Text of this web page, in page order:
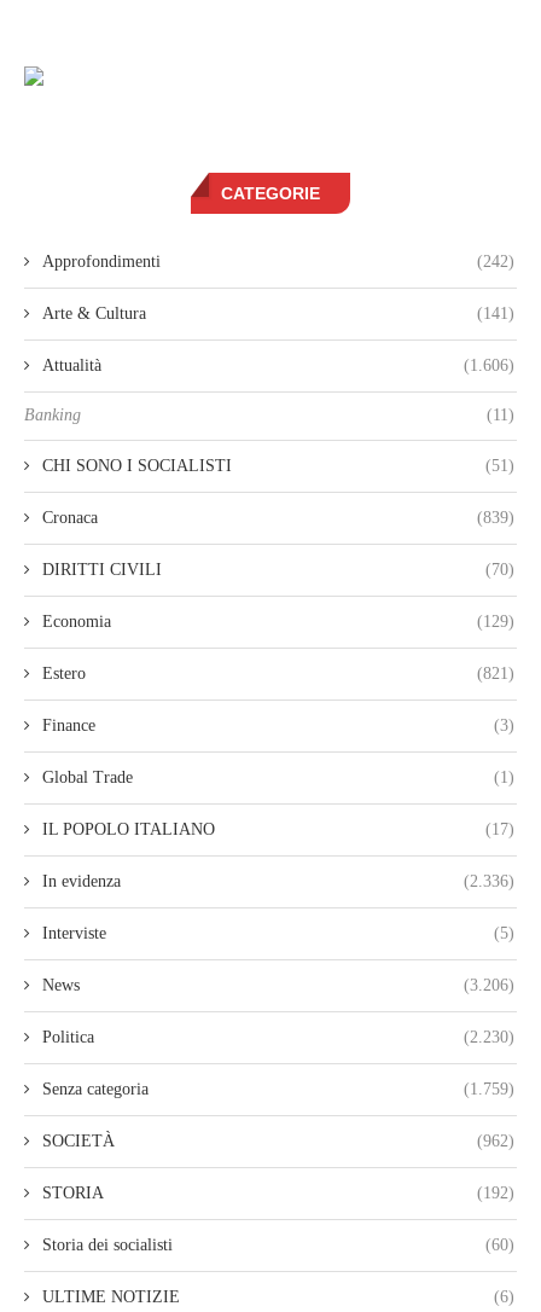
CATEGORIE
Approfondimenti (242)
Arte & Cultura (141)
Attualità (1.606)
Banking (11)
CHI SONO I SOCIALISTI (51)
Cronaca (839)
DIRITTI CIVILI (70)
Economia (129)
Estero (821)
Finance (3)
Global Trade (1)
IL POPOLO ITALIANO (17)
In evidenza (2.336)
Interviste (5)
News (3.206)
Politica (2.230)
Senza categoria (1.759)
SOCIETÀ (962)
STORIA (192)
Storia dei socialisti (60)
ULTIME NOTIZIE (6)